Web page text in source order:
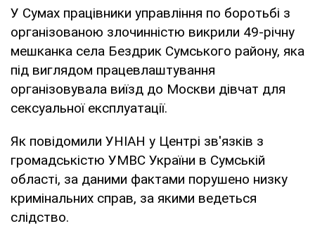
У Сумах працівники управління по боротьбі з
організованою злочинністю викрили 49-річну
мешканка села Бездрик Сумського району, яка
під виглядом працевлаштування
організовувала виїзд до Москви дівчат для
сексуальної експлуатації.
Як повідомили УНІАН у Центрі зв'язків з
громадськістю УМВС України в Сумській
області, за даними фактами порушено низку
кримінальних справ, за якими ведеться
слідство.